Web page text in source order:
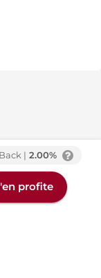
| 2.00%
profite